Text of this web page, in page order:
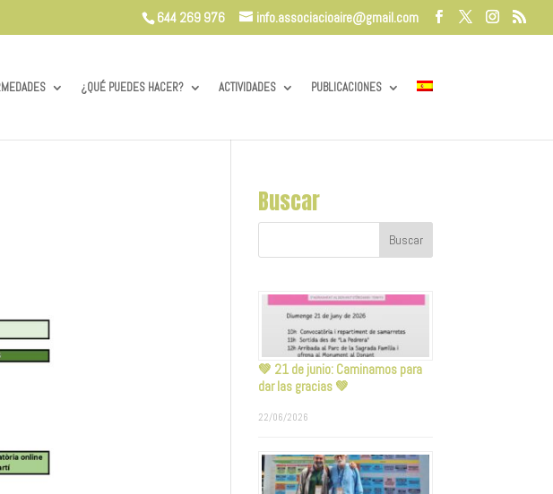
644 269 976 info.associacioaire@gmail.com
¿QUÉ PUEDES HACER? ACTIVIDADES PUBLICACIONES
Buscar
💚 21 de junio: Caminamos para
dar las gracias 💚
22/06/2026